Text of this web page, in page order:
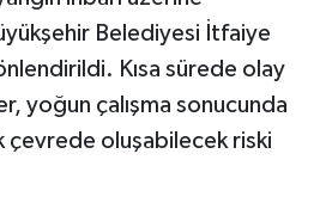
Belediyesi İtfaiye
Kısa sürede olay
yoğun çalışma sonucunda
çevrede oluşabilecek riski